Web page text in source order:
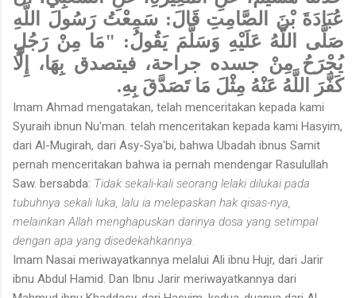
عُبَادَةَ بْنَ الصَّامِتِ قَالَ: سَمِعْتُ رَسُولَ اللَّهِ
صَلَّى اللَّهُ عَلَيْهِ وَسَلَّمَ يَقُولُ: "مَا مِنْ رَجُلٍ
يُجْرَحُ مِنْ جسده جراحة، فيتصدق بِهَا، إِلَّا
كَفَّرَ اللَّهُ عَنْهُ مِثْلَ مَا تَصَدَّقَ بِهِ.
Imam Ahmad mengatakan, telah menceritakan kepada kami
Syuraih ibnun Nu'man. telah menceritakan kepada kami Hasyim,
dari Al-Mugirah, dari Asy-Sya'bi, bahwa Ubadah ibnus Samit
pernah mencerita­kan bahwa ia pernah mendengar Rasulullah
Saw. bersabda: Tidak sekali-kali seorang lelaki dilukai pada
tubuhnya sekali luka, lalu ia melepaskan hak qisas-nya,
melainkan Allah menghapuskan darinya dosa yang setimpal
dengan apa yang disedekahkannya.
Imam Nasai meriwayatkannya melalui Ali ibnu Hujr, dari Jarir
ibnu Abdul Hamid. Dan Ibnu Jarir meriwayatkannya dari